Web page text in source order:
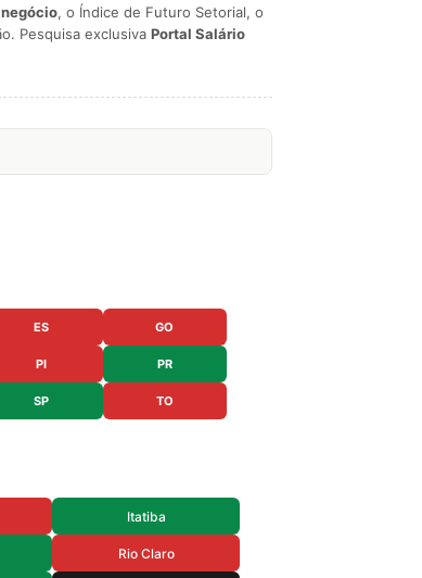
, o Índice de Futuro Setorial, o
Pesquisa exclusiva Portal Salário
ES GO
PI PR
SP TO
Itatiba
Rio Claro